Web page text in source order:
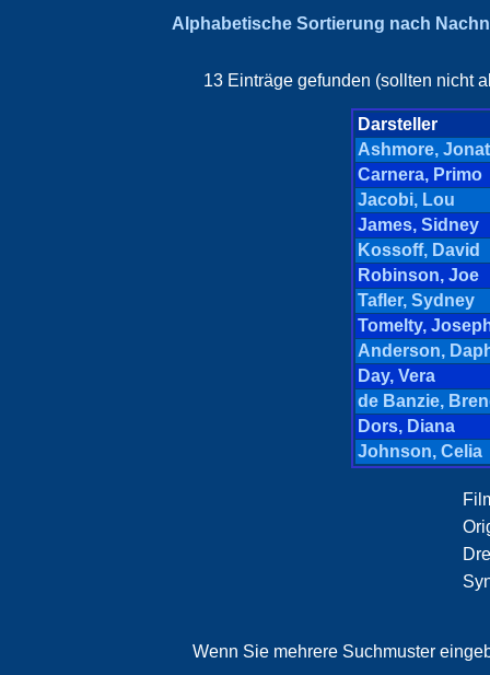
Alphabetische Sortierung nach
13 Einträge gefunden (sollten nicht
Darsteller
Ashmore,
Carnera, Primo
Jacobi, Lou
James, Sidney
Kossoff, David
Robinson, Joe
Tafler, Sydney
Tomelty,
Anderson,
Day, Vera
de Banzie,
Dors, Diana
Johnson, Celia
Wenn Sie mehrere Suchmuster